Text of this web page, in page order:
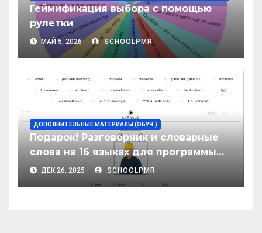
Геймификация выбора с помощью
рулетки
МАЙ 5, 2026 SCHOOLPMR
ДОПОЛНИТЕЛЬНЫЕ МАТЕРИАЛЫ (ОБУЧ.)
Подарок! Разговорник и словарные
слова на 16 языках для программы
AnkiДЕК 26, 2025 SCHOOLPMR